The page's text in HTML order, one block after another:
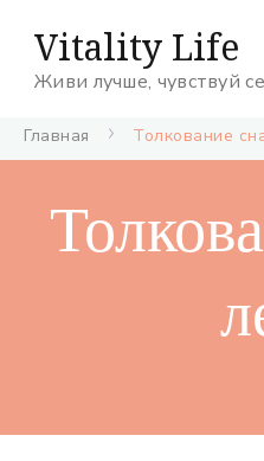
Vitality Life
Живи лучше, чувствуй
Главная Толкование